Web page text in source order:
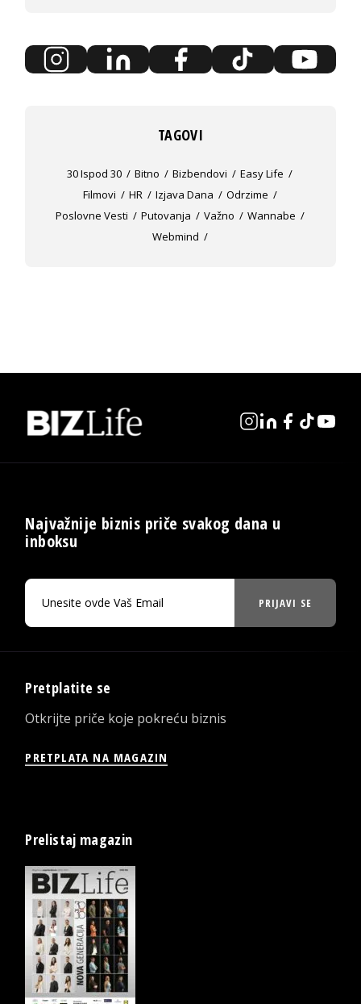
TAGOVI
30 Ispod 30 Bitno Bizbendovi
Easy Life
Filmovi
HR Izjava Dana
Odrzime
Poslovne Vesti
Putovanja Važno
Wannabe
Webmind
Najvažnije biznis priče svakog dana u
inboksu
PRIJAVI SE
Pretplatite se
Otkrijte priče koje pokreću biznis
PRETPLATA NA MAGAZIN
Prelistaj magazin